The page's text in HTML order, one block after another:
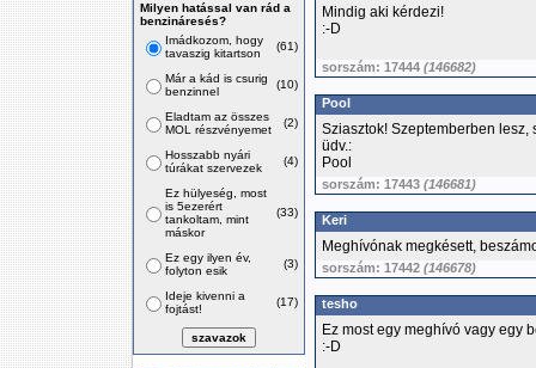
Milyen hatással van rád a
benzináresés?
Imádkozom, hogy
tavaszig kitartson
(61)
Már a kád is csurig
benzinnel
(10)
Eladtam az összes
MOL részvényemet
(2)
Hosszabb nyári
túrákat szervezek
(4)
Ez hülyeség, most
is 5ezerért
tankoltam, mint
máskor
(33)
Ez egy ilyen év,
folyton esik
(3)
Ideje kivenni a
fojtást!
(17)
Mindig aki kérdezi!
:-D
sorszám: 17444 (146682)
Pool
Sziasztok! Szeptemberben lesz,
üdv.:
Pool
sorszám: 17443 (146681)
Keri
Meghívónak megkésett,
sorszám: 17442 (146678)
tesho
Ez most egy meghívó vagy egy
:-D